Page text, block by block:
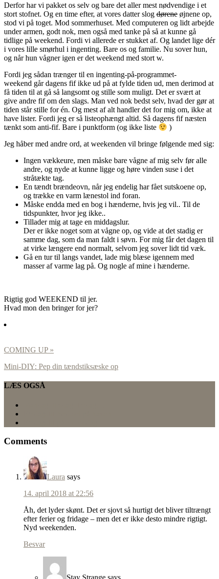
Derfor har vi pakket os selv og bare det aller mest nødvendige i et
stort stofnet. Og en time efter, at vores datter slog dørene øjnene op,
stod vi på toget. Mod sommerhuset. Med computeren og lidt arbejde
under armen, godt nok, men også med tanke på så at kunne gå
tidlige på weekend. Fordi vi allerede er stukket af. Og landet lige dér
i vores lille smørhul i ingenting. Bare os og familie. Nu sover hun,
og når hun vågner igen er det weekend med stort w.
Fordi jeg sådan trænger til en ingenting-på-programmet-
weekend går dagens fif ikke ud på at fylde tiden ud, men derimod at
få tiden til at gå så langsomt og stille som muligt. Det er svært at
give andre fif om den slags. Man ved nok bedst selv, hvad der gør at
tiden står stille for én. Og mest af alt handler det for mig om, ikke at
have lister. Fordi jeg er så listeophængt altid. Så dagens fif næsten
tænkt som anti-fif. Bare i punktform (og ikke liste
)
Jeg håber med andre ord, at weekenden vil bringe følgende med sig:
Ingen vækkeure, men måske bare vågne af mig selv før alle
andre, og nyde at kunne ligge og høre vinden suse i det
stråtækte tag.
En tændt brændeovn, når jeg endelig har fået sutskoene op,
og trække en varm lænestol ind foran.
Måske endda med en bog i hænderne, hvis jeg vil.. Til de
tidspunkter, hvor jeg ikke..
Tillader mig at tage en middagslur.
Der er ikke noget som at vågne op, og vide at det stadig er
samme dag, som da man faldt i søvn. For mig får det dagen til
at virke længere end normalt, selvom jeg sover lidt tid væk.
Gå en tur til langs vandet, lade mig blæse igennem med
masser af varme lag på. Og nogle af mine i hænderne.
Rigtig god WEEKEND til jer.
Hvad mon den bringer for jer?
COMING UP »
Mini-DIY: Pep din tændstiksæske op
LÆS OGSÅ
Comments
Laura says
14. april 2018 at 22:56
Åh, det lyder skønt. Det er sjovt så hurtigt det bliver tiltrængt
efter ferier og fridage – men det er ikke desto mindre rigtigt.
Nyd weekenden.
Besvar